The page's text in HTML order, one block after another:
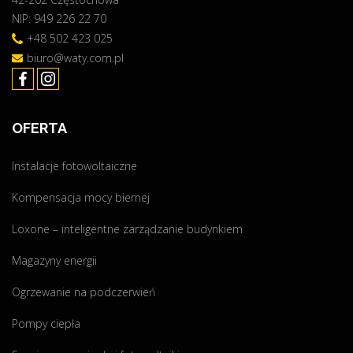
I
"
NIP: 949 226 22 70
+48 502 423 025
biuro@waty.com.pl
OFERTA
Instalacje fotowoltaiczne
Kompensacja mocy biernej
Loxone – inteligentne zarządzanie budynkiem
Magazyny energii
Ogrzewanie na podczerwień
Pompy ciepła